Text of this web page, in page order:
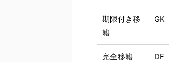
期限付き移
籍
GK
完全移籍 DF